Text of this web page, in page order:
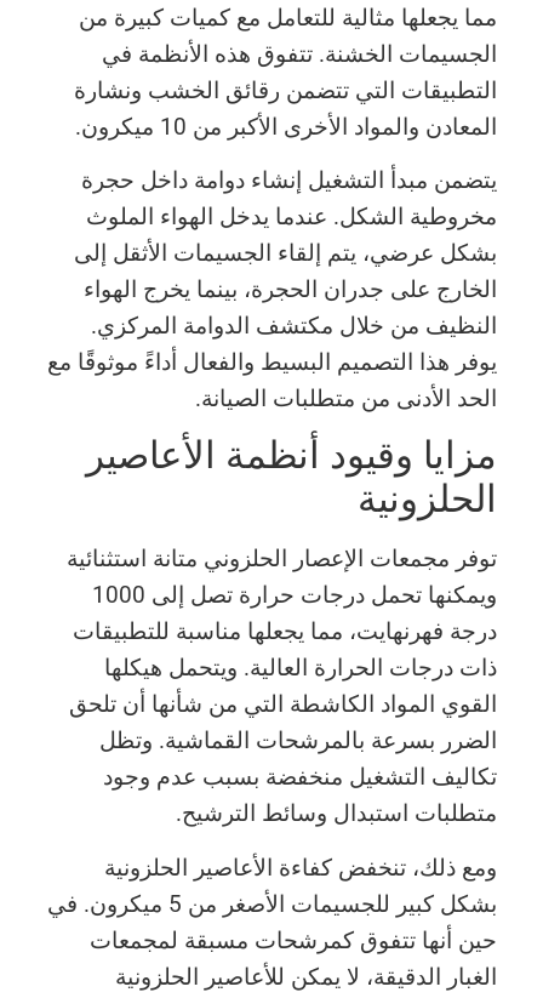
مما يجعلها مثالية للتعامل مع كميات كبيرة من
الجسيمات الخشنة. تتفوق هذه الأنظمة في
التطبيقات التي تتضمن رقائق الخشب ونشارة
المعادن والمواد الأخرى الأكبر من 10 ميكرون.
يتضمن مبدأ التشغيل إنشاء دوامة داخل حجرة
مخروطية الشكل. عندما يدخل الهواء الملوث
بشكل عرضي، يتم إلقاء الجسيمات الأثقل إلى
الخارج على جدران الحجرة، بينما يخرج الهواء
النظيف من خلال مكتشف الدوامة المركزي.
يوفر هذا التصميم البسيط والفعال أداءً موثوقًا مع
الحد الأدنى من متطلبات الصيانة.
مزايا وقيود أنظمة الأعاصير
الحلزونية
توفر مجمعات الإعصار الحلزوني متانة استثنائية
ويمكنها تحمل درجات حرارة تصل إلى 1000
درجة فهرنهايت، مما يجعلها مناسبة للتطبيقات
ذات درجات الحرارة العالية. ويتحمل هيكلها
القوي المواد الكاشطة التي من شأنها أن تلحق
الضرر بسرعة بالمرشحات القماشية. وتظل
تكاليف التشغيل منخفضة بسبب عدم وجود
متطلبات استبدال وسائط الترشيح.
ومع ذلك، تنخفض كفاءة الأعاصير الحلزونية
بشكل كبير للجسيمات الأصغر من 5 ميكرون. في
حين أنها تتفوق كمرشحات مسبقة لمجمعات
الغبار الدقيقة، لا يمكن للأعاصير الحلزونية